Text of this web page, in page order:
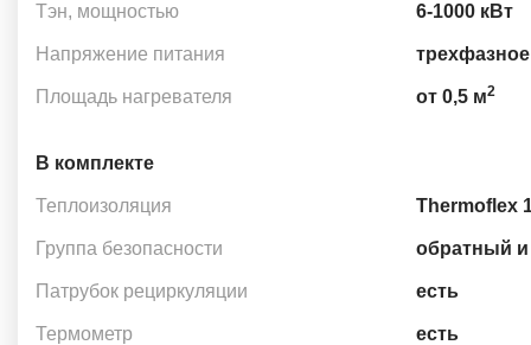
Тэн, мощностью 6-1000 кВт
Напряжение питания
Площадь нагревателя от 0,5 м2
В комплекте
Теплоизоляция Thermoflex
Группа безопасности обратный
Патрубок рециркуляции есть
Термометр есть